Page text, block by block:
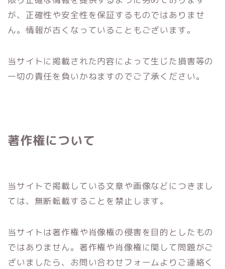
が、正確性や安全性を保証するものではありませ
ん。情報が古くなっていることもございます。
当サイトに掲載された内容によって生じた損害等の
一切の責任を負いかねますのでご了承ください。
著作権について
当サイトで掲載している文章や画像などにつきまし
ては、無断転載することを禁止します。
当サイトは著作権や肖像権の侵害を目的としたもの
ではありません。著作権や肖像権に関して問題がご
ざいましたら、お問い合わせフォームよりご連絡く